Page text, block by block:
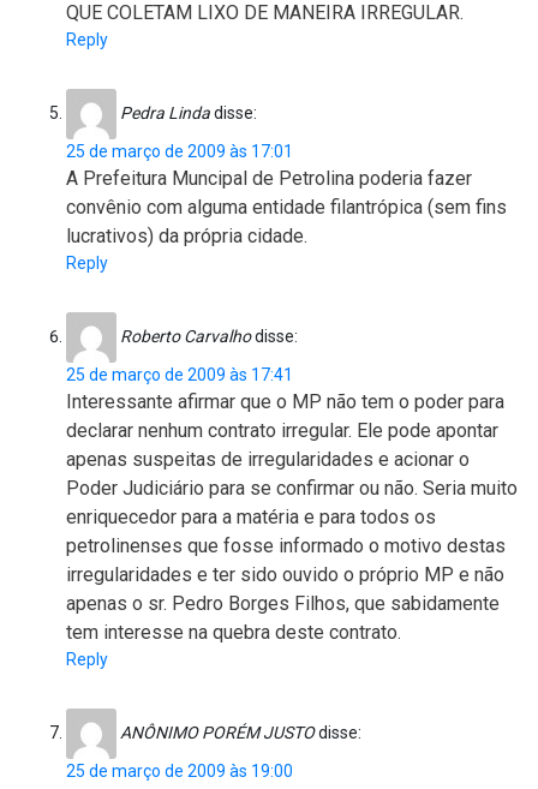
QUE COLETAM LIXO DE MANEIRA IRREGULAR.
Reply
Pedra Lindadisse:
25 de março de 2009 às 17:01
A Prefeitura Muncipal de Petrolina poderia fazer
convênio com alguma entidade filantrópica (sem fins
lucrativos) da própria cidade.
Reply
Roberto Carvalhodisse:
25 de março de 2009 às 17:41
Interessante afirmar que o MP não tem o poder para
declarar nenhum contrato irregular. Ele pode apontar
apenas suspeitas de irregularidades e acionar o
Poder Judiciário para se confirmar ou não. Seria muito
enriquecedor para a matéria e para todos os
petrolinenses que fosse informado o motivo destas
irregularidades e ter sido ouvido o próprio MP e não
apenas o sr. Pedro Borges Filhos, que sabidamente
tem interesse na quebra deste contrato.
Reply
ANÔNIMO PORÉM JUSTOdisse:
25 de março de 2009 às 19:00